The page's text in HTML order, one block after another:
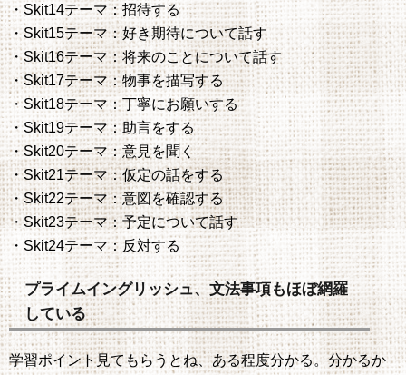
・Skit14テーマ：招待する
・Skit15テーマ：好き期待について話す
・Skit16テーマ：将来のことについて話す
・Skit17テーマ：物事を描写する
・Skit18テーマ：丁寧にお願いする
・Skit19テーマ：助言をする
・Skit20テーマ：意見を聞く
・Skit21テーマ：仮定の話をする
・Skit22テーマ：意図を確認する
・Skit23テーマ：予定について話す
・Skit24テーマ：反対する
プライムイングリッシュ、文法事項もほぼ網羅
している
学習ポイント見てもらうとね、ある程度分かる。分かるか